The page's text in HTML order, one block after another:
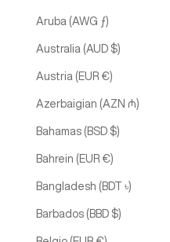
Aruba (AWG ƒ)
Australia (AUD $)
Austria (EUR €)
Azerbaigian (AZN ₼)
Bahamas (BSD $)
Bahrein (EUR €)
Bangladesh (BDT ৳)
Barbados (BBD $)